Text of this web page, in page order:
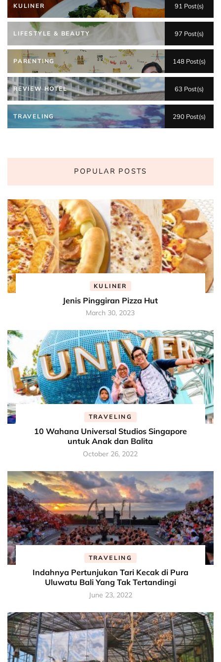
KULINER 91 Post(s)
LIFESTYLE & BEAUTY 97 Post(s)
PARENTING 148 Post(s)
REVIEW HOTEL 63 Post(s)
TRAVELING 290 Post(s)
POPULAR POSTS
KULINER
Jenis Pinggiran Pizza Hut
March 30, 2023
TRAVELING
10 Wahana Universal Studios Singapore
untuk Anak dan Balita
October 26, 2022
TRAVELING
Indahnya Pertunjukan Tari Kecak di Pura
Uluwatu Bali Yang Tak Tertandingi
June 23, 2022